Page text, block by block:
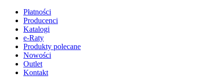
Płatności
Producenci
Katalogi
e-Raty
Produkty polecane
Nowości
Outlet
Kontakt